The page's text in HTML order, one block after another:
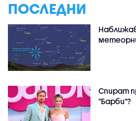
ПОСЛЕДНИ
Спират
"Барби"?